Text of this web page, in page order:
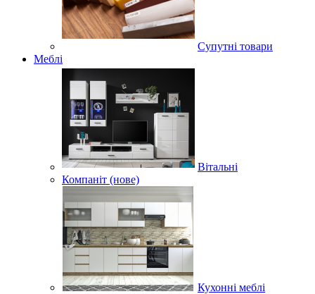
Супутні товари
Меблі
Вітальні
Компаніт (нове)
Кухонні меблі